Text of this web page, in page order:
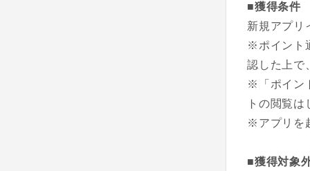
■獲得条件
新規アプリ
※ポイント
認した上で
※「ポイン
トの閲覧
※アプリを
■獲得対象